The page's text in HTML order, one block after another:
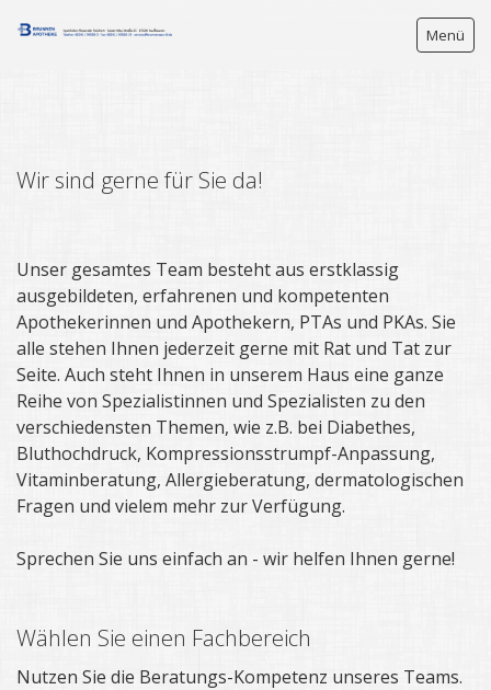
Menü
Bestellung
e-Rezept
Kontakt
Impressum
Wir sind gerne für Sie da!
Unser gesamtes Team besteht aus erstklassig
ausgebildeten, erfahrenen und kompetenten
Apothekerinnen und Apothekern, PTAs und PKAs. Sie
alle stehen Ihnen jederzeit gerne mit Rat und Tat zur
Seite. Auch steht Ihnen in unserem Haus eine ganze
Reihe von Spezialistinnen und Spezialisten zu den
verschiedensten Themen, wie z.B. bei Diabethes,
Bluthochdruck, Kompressionsstrumpf-Anpassung,
Vitaminberatung, Allergieberatung, dermatologischen
Fragen und vielem mehr zur Verfügung.
Sprechen Sie uns einfach an - wir helfen Ihnen gerne!
Wählen Sie einen Fachbereich
Nutzen Sie die Beratungs-Kompetenz unseres Teams.